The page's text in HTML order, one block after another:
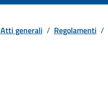
Atti generali / Regolamenti /